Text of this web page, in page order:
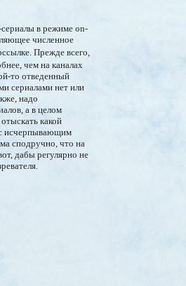
в режиме on-
численное
Прежде всего,
чем на каналах
то отведенный
сериалами нет или
надо
а в целом
какой
с исчерпывающим
сподручно, что на
дабы регулярно не